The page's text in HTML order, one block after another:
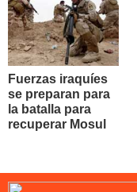
Fuerzas iraquíes
se preparan para
la batalla para
recuperar Mosul